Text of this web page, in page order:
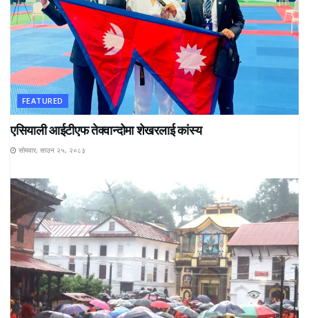
FEATURED
एसियाली आईटीएफ तेक्वान्दोमा शेखरलाई कांस्य
सोमवार, साउन २५, २०८३